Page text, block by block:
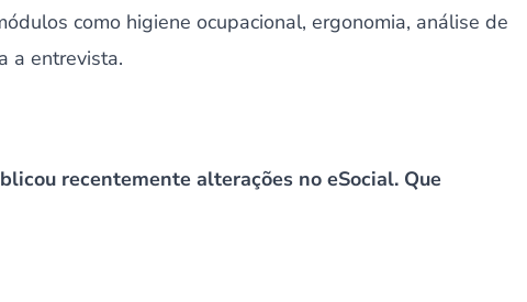
como higiene ocupacional, ergonomia, análise de
a entrevista.
recentemente alterações no eSocial. Que